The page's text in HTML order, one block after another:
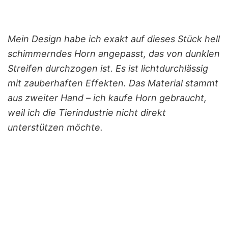
Mein Design habe ich exakt auf dieses Stück hell
schimmerndes Horn angepasst, das von dunklen
Streifen durchzogen ist. Es ist lichtdurchlässig
mit zauberhaften Effekten. Das Material stammt
aus zweiter Hand – ich kaufe Horn gebraucht,
weil ich die Tierindustrie nicht direkt
unterstützen möchte.